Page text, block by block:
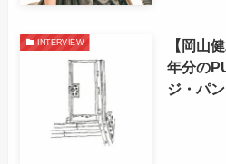
INTERVIEW
【岡山
年分の
ジ・パ